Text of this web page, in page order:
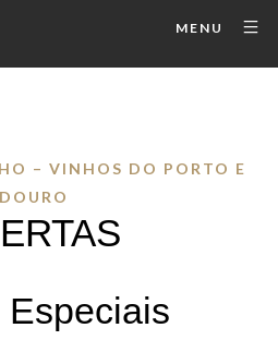
MENU
– VINHOS DO PORTO E
DOURO
Especiais